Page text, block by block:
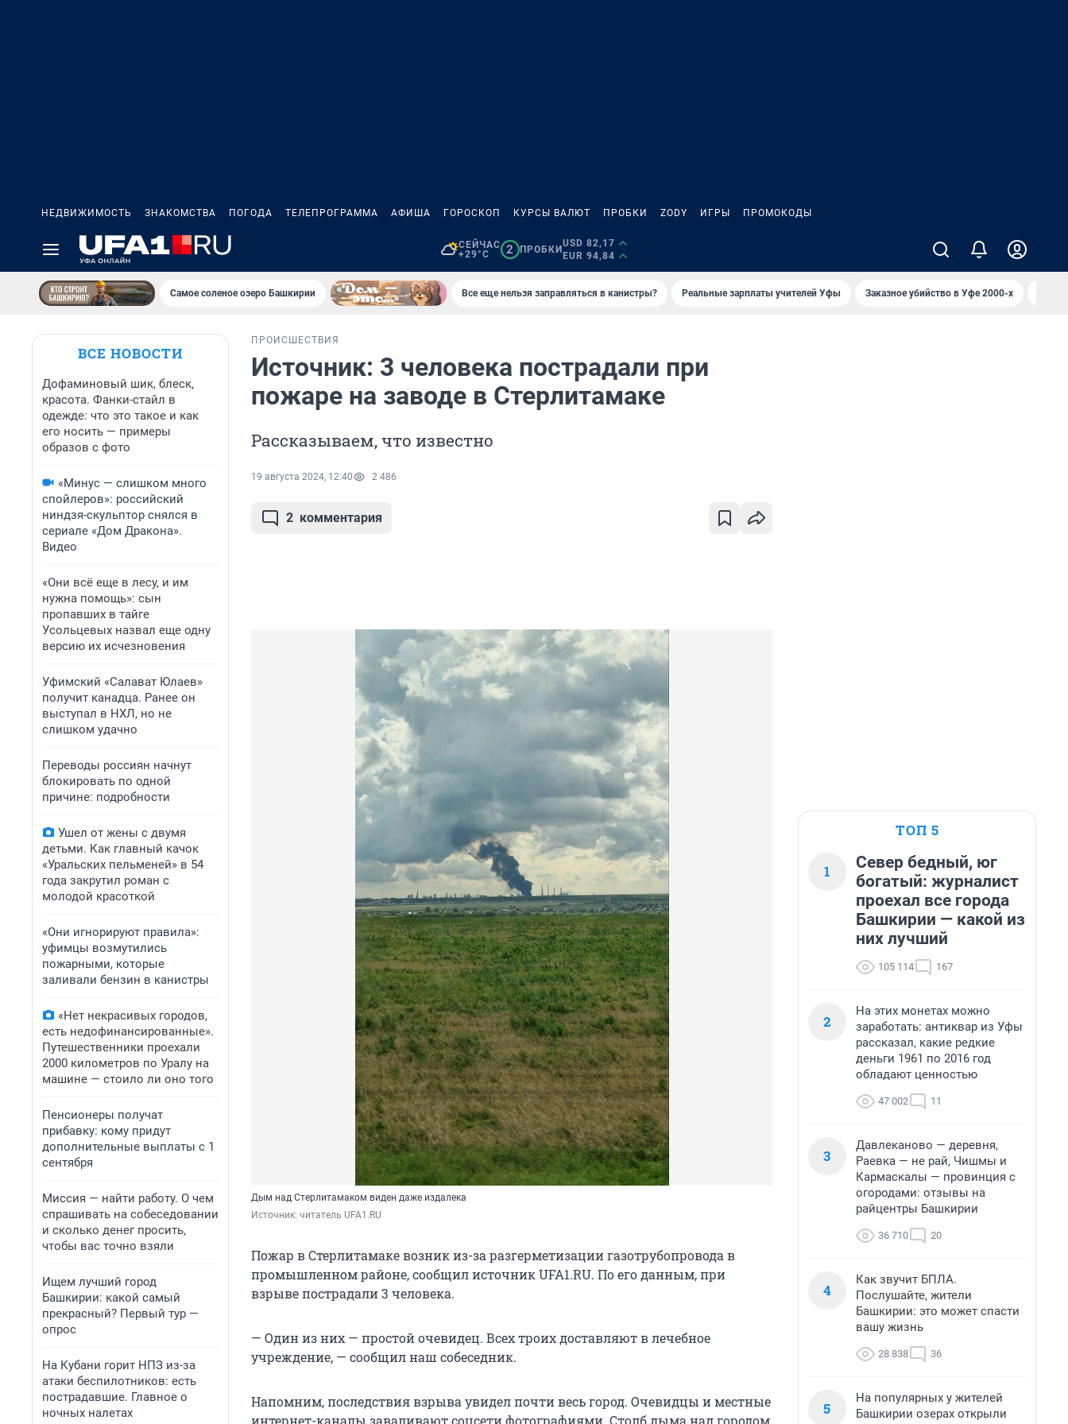
НЕДВИЖИМОСТЬ ЗНАКОМСТВА ПОГОДА ТЕЛЕПРОГРАММА АФИША ГОРОСКОП КУРСЫ ВАЛЮТ ПРОБКИ ZODY ИГРЫ ПРОМОКОДЫ
СЕЙЧАС
+29°C
2 ПРОБКИ
USD 82,17
EUR 94,84
Самое соленое озеро Башкирии Все еще нельзя заправляться в канистры? Реальные зарплаты учителей Уфы Заказное убийство в Уфе 2000-х
ВСЕ НОВОСТИ
Дофаминовый шик, блеск,
красота. Фанки-стайл в
одежде: что это такое и как
его носить — примеры
образов с фото
«Минус — слишком много
спойлеров»: российский
ниндзя-скульптор снялся в
сериале «Дом Дракона».
Видео
«Они всё еще в лесу, и им
нужна помощь»: сын
пропавших в тайге
Усольцевых назвал еще одну
версию их исчезновения
Уфимский «Салават Юлаев»
получит канадца. Ранее он
выступал в НХЛ, но не
слишком удачно
Переводы россиян начнут
блокировать по одной
причине: подробности
Ушел от жены с двумя
детьми. Как главный качок
«Уральских пельменей» в 54
года закрутил роман с
молодой красоткой
«Они игнорируют правила»:
уфимцы возмутились
пожарными, которые
заливали бензин в канистры
«Нет некрасивых городов,
есть недофинансированные».
Путешественники проехали
2000 километров по Уралу на
машине — стоило ли оно того
Пенсионеры получат
прибавку: кому придут
дополнительные выплаты с 1
сентября
Миссия — найти работу. О чем
спрашивать на собеседовании
и сколько денег просить,
чтобы вас точно взяли
Ищем лучший город
Башкирии: какой самый
прекрасный? Первый тур —
опрос
На Кубани горит НПЗ из-за
атаки беспилотников: есть
пострадавшие. Главное о
ночных налетах
ПРОИСШЕСТВИЯ
Источник: 3 человека пострадали при
пожаре на заводе в Стерлитамаке
Рассказываем, что известно
19 августа 2024, 12:40 2 486
2 комментария
Дым над Стерлитамаком виден даже издалека
Источник: читатель UFA1.RU
Пожар в Стерлитамаке возник из-за разгерметизации газотрубопровода в
промышленном районе, сообщил источник UFA1.RU. По его данным, при
взрыве пострадали 3 человека.
— Один из них — простой очевидец. Всех троих доставляют в лечебное
учреждение, — сообщил наш собеседник.
Напомним, последствия взрыва увидел почти весь город. Очевидцы и местные
интернет-каналы заваливают соцсети фотографиями. Столб дыма над городом
ТОП 5
1
Север бедный, юг
богатый: журналист
проехал все города
Башкирии — какой из
них лучший
105 114 167
2
На этих монетах можно
заработать: антиквар из Уфы
рассказал, какие редкие
деньги 1961 по 2016 год
обладают ценностью
47 002 11
3
Давлеканово — деревня,
Раевка — не рай, Чишмы и
Кармаскалы — провинция с
огородами: отзывы на
райцентры Башкирии
36 710 20
4
Как звучит БПЛА.
Послушайте, жители
Башкирии: это может спасти
вашу жизнь
28 838 36
5
На популярных у жителей
Башкирии озерах открыли